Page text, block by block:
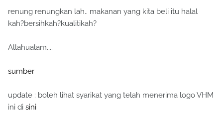
renung renungkan lah.. makanan yang kita beli itu halal
kah?bersihkah?kualitikah?
Allahualam....
sumber
update : boleh lihat syarikat yang telah menerima logo VHM
ini di sini